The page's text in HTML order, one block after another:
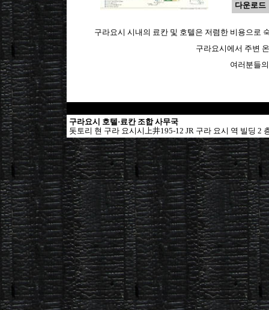
다운로드
구라요시 시내의 료칸 및 호텔은 저렴한 비용으로
구라요시에서 주변
여러분들
구라요시 호텔·료칸 조합 사무국
돗토리 현 구라 요시시上井195-12 JR 구라 요시 역 빌딩 2